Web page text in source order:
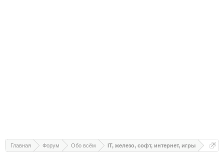
Главная Форум Обо всём IT, железо, софт, интернет, игры